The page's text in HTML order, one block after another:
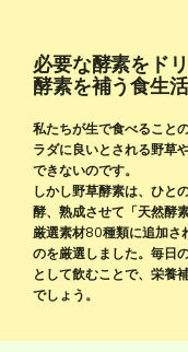
必要な酵素をド
​酵素を補う食生活
私たちが生で食べること
ラダに良いとされる野草
できないのです。
しかし野草酵素は、ひと
酵、熟成させて「天然酵
厳選素材80種類に追加さ
のを厳選しました。毎日
として飲むことで、栄養
でしょう。